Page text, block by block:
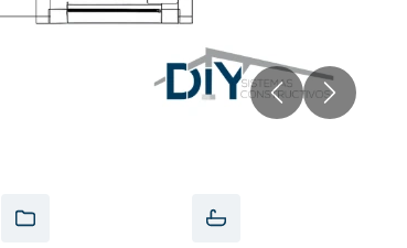
AnteriorSiguiente